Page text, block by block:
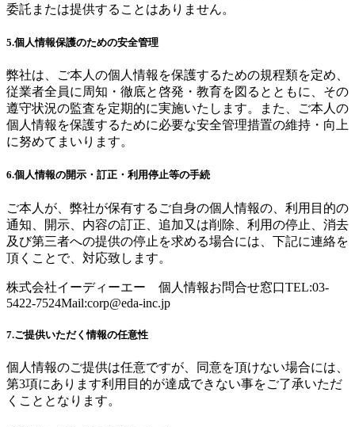
委託または提供することはありません。
5.個人情報保護のための安全管理
弊社は、ご本人の個人情報を保護するための規程類を定め、
従業者全員に周知・徹底と啓発・教育を図るとともに、その
遵守状況の監査を定期的に実施いたします。また、ご本人の
個人情報を保護するために必要な安全管理措置の維持・向上
に努めてまいります。
6.個人情報の開示・訂正・利用停止等の手続
ご本人が、弊社が保有するご自身の個人情報の、利用目的の
通知、開示、内容の訂正、追加又は削除、利用の停止、消去
及び第三者への提供の停止を求める場合には、下記に連絡を
頂くことで、対応致します。
株式会社イーディーエー 個人情報お問合せ窓口TEL:03-
5422-7524Mail:corp@eda-inc.jp
7.ご提供いただく情報の任意性
個人情報のご提供は任意ですが、同意を頂けない場合には、
第3項にあります利用目的が達成できない事をご了承いただ
くこととなります。